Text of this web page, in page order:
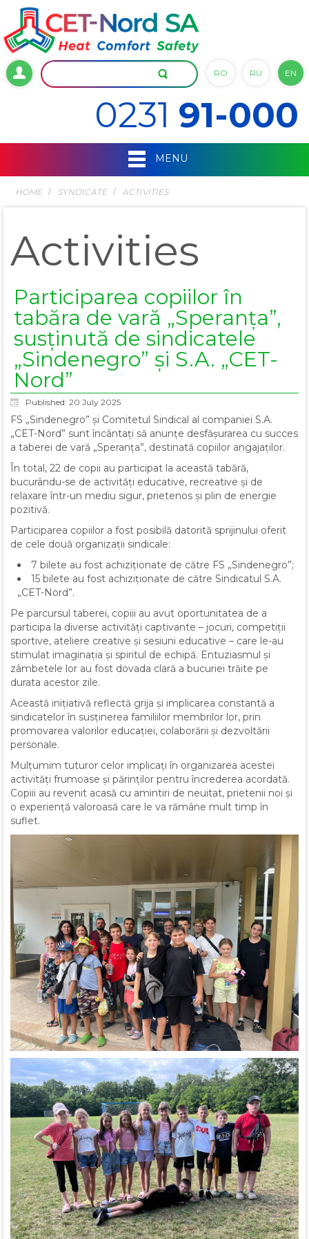
RO RU EN
0231 91-000
MENU
HOME SYNDICATE ACTIVITIES
Activities
Participarea copiilor în
tabăra de vară „Speranța”,
susținută de sindicatele
„Sindenegro” și S.A. „CET-
Nord”
Published: 20 July 2025
FS „Sindenegro” și Comitetul Sindical al companiei S.A.
„CET-Nord” sunt încântați să anunțe desfășurarea cu succes
a taberei de vară „Speranța”, destinată copiilor angajaților.
În total, 22 de copii au participat la această tabără,
bucurându-se de activități educative, recreative și de
relaxare într-un mediu sigur, prietenos și plin de energie
pozitivă.
Participarea copiilor a fost posibilă datorită sprijinului oferit
de cele două organizații sindicale:
7 bilete au fost achiziționate de către FS „Sindenegro”;
15 bilete au fost achiziționate de către Sindicatul S.A.
„CET-Nord”.
Pe parcursul taberei, copiii au avut oportunitatea de a
participa la diverse activități captivante – jocuri, competiții
sportive, ateliere creative și sesiuni educative – care le-au
stimulat imaginația și spiritul de echipă. Entuziasmul și
zâmbetele lor au fost dovada clară a bucuriei trăite pe
durata acestor zile.
Această inițiativă reflectă grija și implicarea constantă a
sindicatelor în susținerea familiilor membrilor lor, prin
promovarea valorilor educației, colaborării și dezvoltării
personale.
Mulțumim tuturor celor implicați în organizarea acestei
activități frumoase și părinților pentru încrederea acordată.
Copiii au revenit acasă cu amintiri de neuitat, prietenii noi și
o experiență valoroasă care le va rămâne mult timp în
suflet.